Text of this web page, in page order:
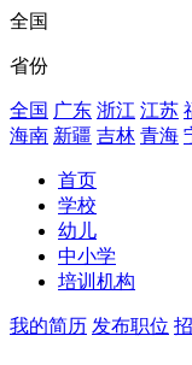
全国
省份
全国 广东 浙江 江苏
海南 新疆 吉林 青海
首页
学校
幼儿
中小学
培训机构
我的简历 发布职位